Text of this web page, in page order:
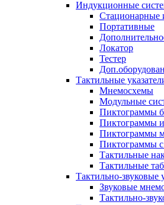
Индукционные
Стационарные
Портативные
Локатор
Тестер
Тактильные
Мнемосхемы
Модульные
Пиктограммы
Пиктограммы
Пиктограммы
Пиктограммы
Тактильные
Тактильные
Тактильно-звуковые
Звуковые
Тактильно-